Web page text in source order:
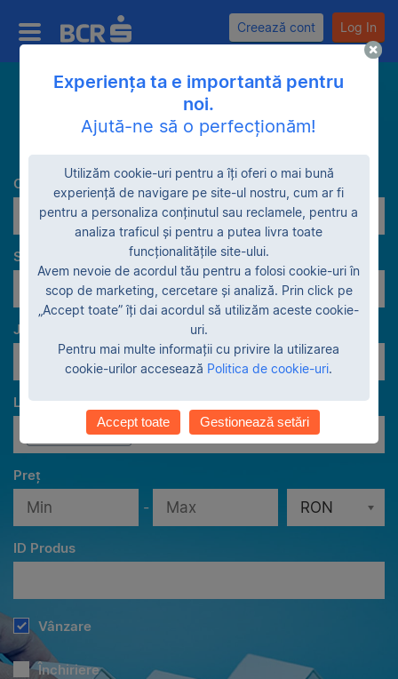
Creează cont Log In
Caută
Categorie
Pensiuni
Stadiu garanție
În proprietatea BCR
Judeţe
Toate judeţele
Localităţi
Toate localităţile
Preț
- RON
ID Produs
Vânzare
Închiriere
Experiența ta e importantă pentru
noi.
Ajută-ne să o perfecționăm!
Utilizăm cookie-uri pentru a îți oferi o mai bună
experiență de navigare pe site-ul nostru, cum ar fi
pentru a personaliza conținutul sau reclamele, pentru a
analiza traficul și pentru a putea livra toate
funcționalitățile site-ului.
Avem nevoie de acordul tău pentru a folosi cookie-uri în
scop de marketing, cercetare și analiză. Prin click pe
„Accept toate” îți dai acordul să utilizăm aceste cookie-
uri.
Pentru mai multe informații cu privire la utilizarea
cookie-urilor accesează Politica de cookie-uri.
Accept toate Gestionează setări